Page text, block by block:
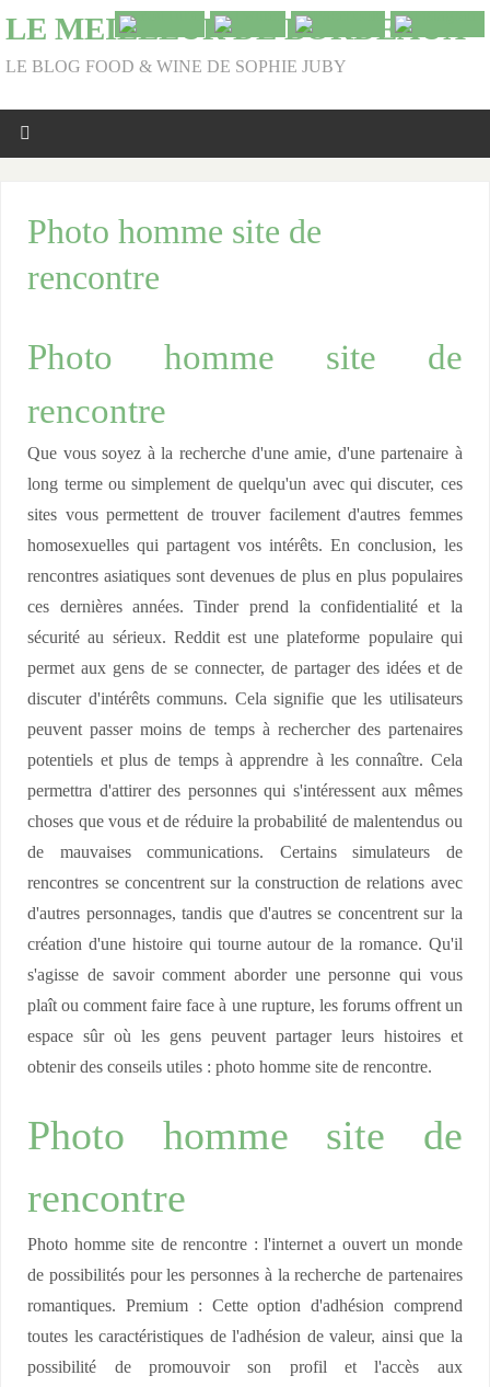
LE MEILLEUR DE BORDEAUX
LE BLOG FOOD & WINE DE SOPHIE JUBY
Photo homme site de
rencontre
Photo homme site de
rencontre
Que vous soyez à la recherche d'une amie, d'une partenaire à
long terme ou simplement de quelqu'un avec qui discuter, ces
sites vous permettent de trouver facilement d'autres femmes
homosexuelles qui partagent vos intérêts. En conclusion, les
rencontres asiatiques sont devenues de plus en plus populaires
ces dernières années. Tinder prend la confidentialité et la
sécurité au sérieux. Reddit est une plateforme populaire qui
permet aux gens de se connecter, de partager des idées et de
discuter d'intérêts communs. Cela signifie que les utilisateurs
peuvent passer moins de temps à rechercher des partenaires
potentiels et plus de temps à apprendre à les connaître. Cela
permettra d'attirer des personnes qui s'intéressent aux mêmes
choses que vous et de réduire la probabilité de malentendus ou
de mauvaises communications. Certains simulateurs de
rencontres se concentrent sur la construction de relations avec
d'autres personnages, tandis que d'autres se concentrent sur la
création d'une histoire qui tourne autour de la romance. Qu'il
s'agisse de savoir comment aborder une personne qui vous
plaît ou comment faire face à une rupture, les forums offrent un
espace sûr où les gens peuvent partager leurs histoires et
obtenir des conseils utiles : photo homme site de rencontre.
Photo homme site de
rencontre
Photo homme site de rencontre : l'internet a ouvert un monde
de possibilités pour les personnes à la recherche de partenaires
romantiques. Premium : Cette option d'adhésion comprend
toutes les caractéristiques de l'adhésion de valeur, ainsi que la
possibilité de promouvoir son profil et l'accès aux